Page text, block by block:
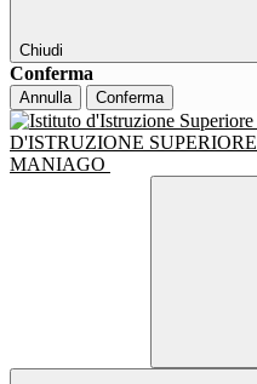
Chiudi
Conferma
Annulla Conferma
D'ISTRUZIONE SUPERIORE
MANIAGO